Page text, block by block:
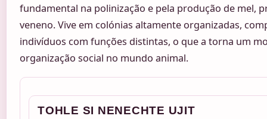
fundamental na polinização e pela produção de mel,
veneno. Vive em colónias altamente organizadas,
indivíduos com funções distintas, o que a torna um
organização social no mundo animal.
TOHLE SI NENECHTE UJIT